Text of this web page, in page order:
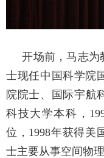
开场前，马志为
士现任中国科学院
院院士、国际宇航
科技大学本科，
位， 1998年获得美
士主要从事空间物